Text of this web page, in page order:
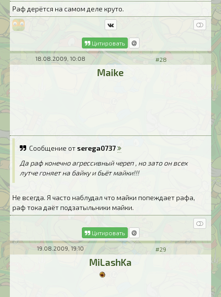
Раф дерётся на самом деле круто.
Цитировать
18.08.2009, 10:08 #28
Maike
Сообщение от serega0737
Да раф конечно агрессивный череп , но зато он всех
лутче гоняет на байку и бьёт майки!!!
Не всегда. Я часто наблудал что майки попеждает рафа,
раф тока даёт подзатыльники майки.
Цитировать
19.08.2009, 19:10 #29
MiLashKa